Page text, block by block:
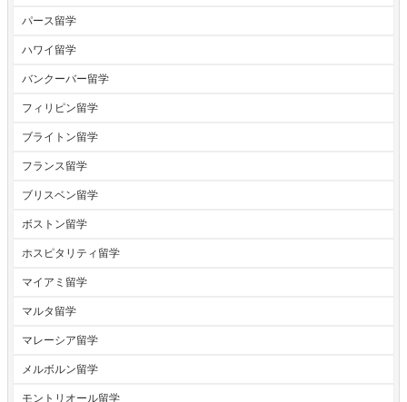
パース留学
ハワイ留学
バンクーバー留学
フィリピン留学
ブライトン留学
フランス留学
ブリスベン留学
ボストン留学
ホスピタリティ留学
マイアミ留学
マルタ留学
マレーシア留学
メルボルン留学
モントリオール留学